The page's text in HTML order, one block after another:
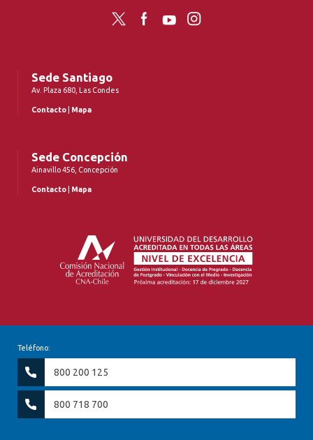
Twitter FacebookYouTubeInstagram
Sede Santiago
Av. Plaza 680, Las Condes
Contacto Mapa
Sede Concepción
Ainavillo 456, Concepción
Contacto Mapa
Teléfono:
800 200 125
800 718 700